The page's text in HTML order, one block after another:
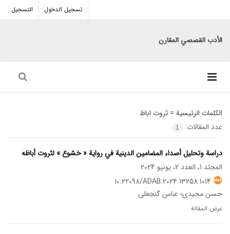
تسجيل الدخول التسجيل
الأدب القصصي المقارن
الكلمات الرئيسية = ثروت اباظ
عدد المقالات:
1
دراسة وتحلیل أصداء المضامین الدینیة في روایة « خشوع » لثروت أباظه
المجلد 1، العدد 2، يونيو 2024
10.22098/ADAB.2024.13258.1014
حسن مجیدی؛ عباس گنجعلی
عرض المقالة